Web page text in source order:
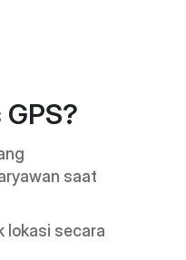
saat
lokasi secara